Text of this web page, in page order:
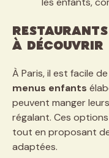
à découvrir
À Paris, il est facile
menus enfants
peuvent manger
régalant. Ces
tout en proposant
adaptées.